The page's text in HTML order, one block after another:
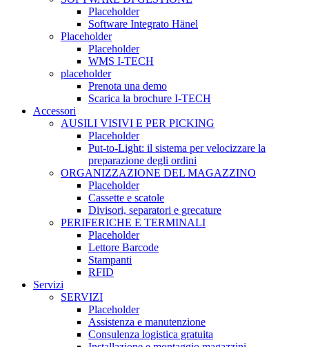
Placeholder
Software Integrato Hänel
Placeholder
Placeholder
WMS I-TECH
placeholder
Prenota una demo
Scarica la brochure I-TECH
Accessori
AUSILI VISIVI E PER PICKING
Placeholder
Put-to-Light: il sistema per velocizzare la
preparazione degli ordini
ORGANIZZAZIONE DEL MAGAZZINO
Placeholder
Cassette e scatole
Divisori, separatori e grecature
PERIFERICHE E TERMINALI
Placeholder
Lettore Barcode
Stampanti
RFID
Servizi
SERVIZI
Placeholder
Assistenza e manutenzione
Consulenza logistica gratuita